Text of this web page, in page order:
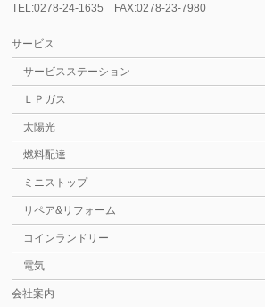
TEL:0278-24-1635 FAX:0278-23-7980
サービス
サービスステーション
ＬＰガス
太陽光
燃料配達
ミニストップ
リペア&リフォーム
コインランドリー
電気
会社案内